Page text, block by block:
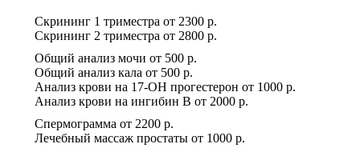
Скрининг 1 триместра от 2300 р.
Скрининг 2 триместра от 2800 р.
Общий анализ мочи от 500 р.
Общий анализ кала от 500 р.
Анализ крови на 17-ОН прогестерон от 1000 р.
Анализ крови на ингибин B от 2000 р.
Спермограмма от 2200 р.
Лечебный массаж простаты от 1000 р.